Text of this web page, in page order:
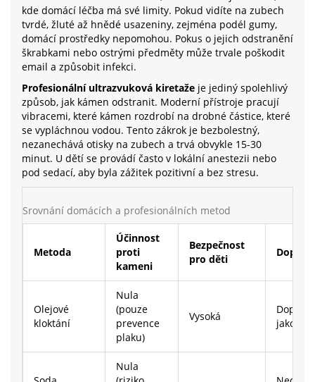
kde domácí léčba má své limity. Pokud vidíte na zubech
tvrdé, žluté až hnědé usazeniny, zejména podél gumy,
domácí prostředky nepomohou. Pokus o jejich odstranění
škrabkami nebo ostrými předměty může trvale poškodit
email a způsobit infekci.
Profesionální ultrazvuková kiretaže je jediný spolehlivý
způsob, jak kámen odstranit. Moderní přístroje pracují
vibracemi, které kámen rozdrobí na drobné částice, které
se vypláchnou vodou. Tento zákrok je bezbolestný,
nezanechává otisky na zubech a trvá obvykle 15-30
minut. U dětí se provádí často v lokální anestezii nebo
pod sedací, aby byla zážitek pozitivní a bez stresu.
Srovnání domácích a profesionálních metod
Metoda
Účinnost
proti
kameni
Bezpečnost
pro děti
Olejové
kloktání
Nula
(pouze
prevence
plaku)
Vysoká
jako
Nula